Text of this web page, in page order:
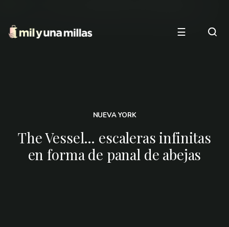
☰
NUEVA YORK
The Vessel… escaleras infinitas
en forma de panal de abejas